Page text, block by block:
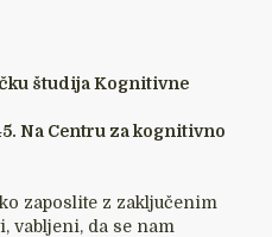
študija Kognitivne
Na Centru za kognitivno
zaposlite z zaključenim
vabljeni, da se nam